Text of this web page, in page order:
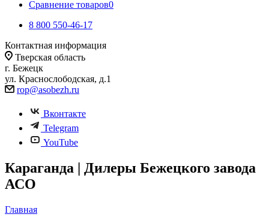
Сравнение товаров0
8 800 550-46-17
Контактная информация
Тверская область
г. Бежецк
ул. Краснослободская, д.1
rop@asobezh.ru
Вконтакте
Telegram
YouTube
Караганда | Дилеры Бежецкого завода
АСО
Главная